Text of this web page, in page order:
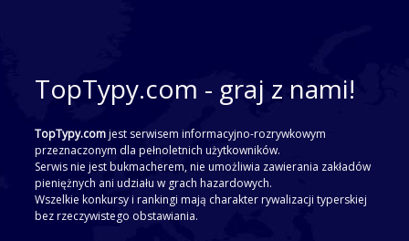
TopTypy.com - graj z nami!
TopTypy.comjest serwisem informacyjno-rozrywkowym
przeznaczonym dla pełnoletnich użytkowników.
Serwis nie jest bukmacherem, nie umożliwia zawierania zakładów
pieniężnych ani udziału w grach hazardowych.
Wszelkie konkursy i rankingi mają charakter rywalizacji typerskiej
bez rzeczywistego obstawiania.